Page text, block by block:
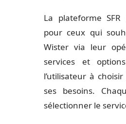
La plateforme
pour ceux qui
Wister via leur
services et
l’utilisateur à
ses besoins.
sélectionner le